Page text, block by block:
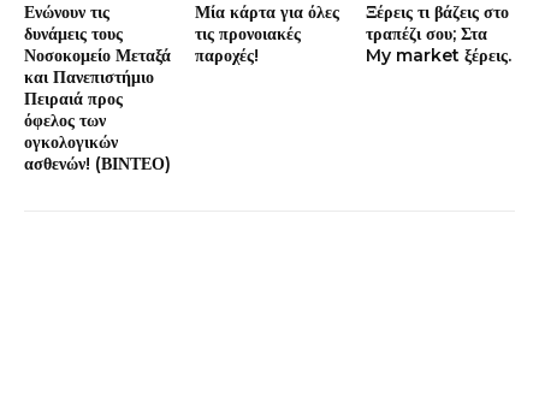
Ενώνουν τις
δυνάμεις τους
Νοσοκομείο Μεταξά
και Πανεπιστήμιο
Πειραιά προς
όφελος των
ογκολογικών
ασθενών! (ΒΙΝΤΕΟ)
Μία κάρτα για όλες
τις προνοιακές
παροχές!
Ξέρεις τι βάζεις στο
τραπέζι σου; Στα
My market ξέρεις.